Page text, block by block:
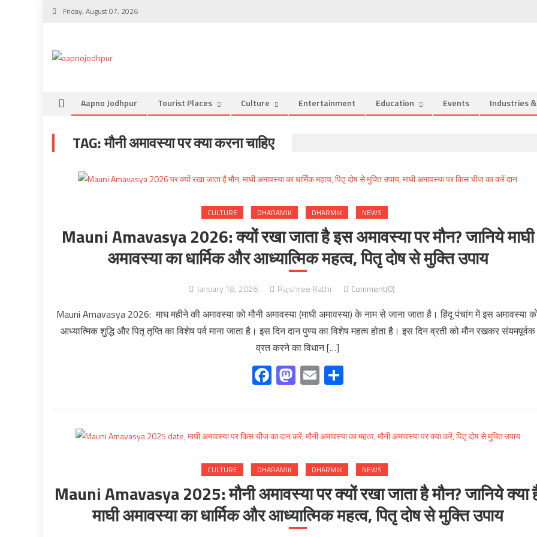
Skip
Friday, August 07, 2026
Aapno Jodhpur Tourist Places Culture Entertainment Education Events Industries
TAG:मौनी अमावस्या पर क्या करना चाहिए
CULTURE DHARAMIK DHARMIK NEWS
Mauni Amavasya 2026: क्यों रखा जाता है इस अमावस्या पर मौन? जानिये माघी
अमावस्या का धार्मिक और आध्यात्मिक महत्व, पितृ दोष से मुक्ति उपाय
January 18, 2026 Rajshree Rathi Comment(0)
Mauni Amavasya 2026: माघ महीने की अमावस्या को मौनी अमावस्या (माघी अमावस्या) के नाम से जाना जाता है। हिंदू पंचांग में इस अमावस्या
आध्यात्मिक शुद्धि और पितृ तृप्ति का विशेष पर्व माना जाता है। इस दिन दान पुण्य का विशेष महत्व होता है। इस दिन व्रती को मौन रखकर संयमपूर्वक
व्रत करने का विधान […]
Facebook
Mastodon
EmailShare
CULTURE DHARAMIK DHARMIK NEWS
Mauni Amavasya 2025: मौनी अमावस्या पर क्यों रखा जाता है मौन? जानिये क्या
माघी अमावस्या का धार्मिक और आध्यात्मिक महत्व, पितृ दोष से मुक्ति उपाय